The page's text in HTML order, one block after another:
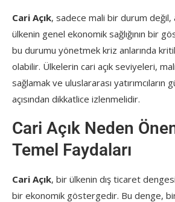
Cari Açık, sadece mali bir durum değil,
ülkenin genel ekonomik sağlığının bir
bu durumu yönetmek kriz anlarında
olabilir. Ülkelerin cari açık seviyeleri,
sağlamak ve uluslararası yatırımcıların
açısından dikkatlice izlenmelidir.
Cari Açık Neden
Temel Faydaları
Cari Açık, bir ülkenin dış ticaret
bir ekonomik göstergedir. Bu denge, bir